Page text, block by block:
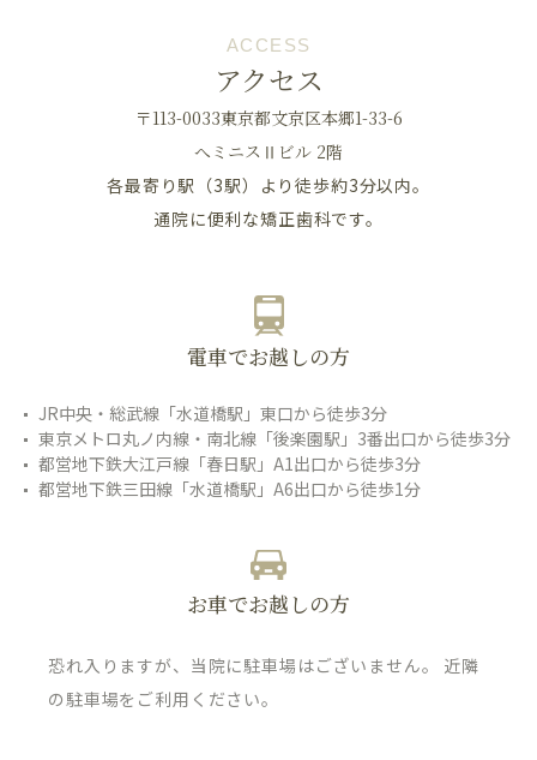
ACCESS
アクセス
〒113-0033東京都文京区本郷1-33-6
へミニスⅡビル 2階
各最寄り駅（3駅）より徒歩約3分以内。
通院に便利な矯正歯科です。
電車でお越しの方
JR中央・総武線「水道橋駅」東口から徒歩3分
東京メトロ丸ノ内線・南北線「後楽園駅」3番出口から徒歩3分
都営地下鉄大江戸線「春日駅」A1出口から徒歩3分
都営地下鉄三田線「水道橋駅」A6出口から徒歩1分
お車でお越しの方
恐れ入りますが、当院に駐車場はございません。 近隣
の駐車場をご利用ください。